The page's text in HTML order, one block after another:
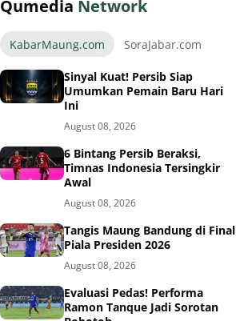
Qumedia Network
KabarMaung.com SoraJabar.com
Sinyal Kuat! Persib Siap
Umumkan Pemain Baru Hari
Ini
August 08, 2026
6 Bintang Persib Beraksi,
Timnas Indonesia Tersingkir
Awal
August 08, 2026
Tangis Maung Bandung di Final
Piala Presiden 2026
August 08, 2026
Evaluasi Pedas! Performa
Ramon Tanque Jadi Sorotan